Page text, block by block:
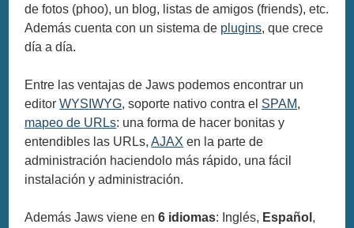
de fotos (phoo), un blog, listas de amigos (friends), etc.
Además cuenta con un sistema de plugins, que crece
día a día.
Entre las ventajas de Jaws podemos encontrar un
editorWYSIWYG, soporte nativo contra el SPAM,
mapeo de URLs: una forma de hacer bonitas y
entendibles las URLs,AJAX en la parte de
administración haciendolo más rápido, una fácil
instalación y administración.
Además Jaws viene en6 idiomas: Inglés, Español ,